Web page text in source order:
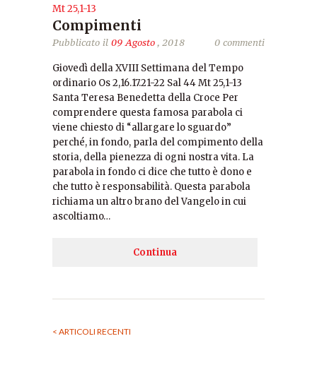
Mt 25,1-13
Compimenti
Pubblicato il 09 Agosto, 2018 0 commenti
Giovedì della XVIII Settimana del Tempo
ordinario Os 2,16.17.21-22 Sal 44 Mt 25,1-13
Santa Teresa Benedetta della Croce Per
comprendere questa famosa parabola ci
viene chiesto di “allargare lo sguardo”
perché, in fondo, parla del compimento della
storia, della pienezza di ogni nostra vita. La
parabola in fondo ci dice che tutto è dono e
che tutto è responsabilità. Questa parabola
richiama un altro brano del Vangelo in cui
ascoltiamo…
Continua
< ARTICOLI RECENTI